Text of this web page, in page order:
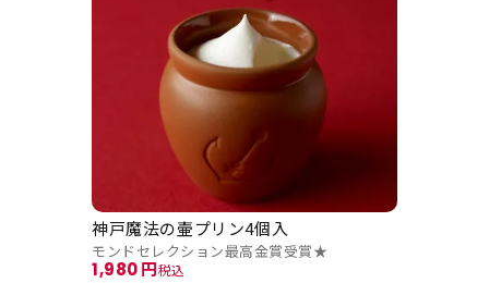
モンドセレクション最高金賞受賞★
神戸魔法の壷プリン4個入
1,980 税込